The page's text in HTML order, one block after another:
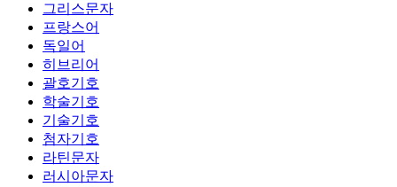
그리스문자
프랑스어
독일어
히브리어
괄호기호
학술기호
기술기호
첨자기호
라틴문자
러시아문자